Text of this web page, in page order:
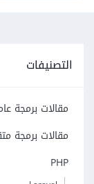
التصنيفات
مقالات برمجة
مقالات برمجة
PHP